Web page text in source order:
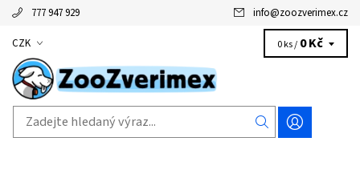
777 947 929 info@zoozverimex.cz
CZK 0 ks / 0 Kč